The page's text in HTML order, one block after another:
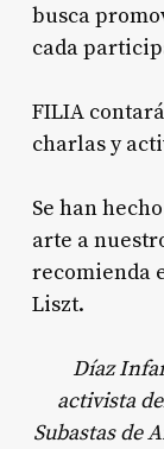
busca
cada
FILIA
charlas y
Se han
arte a
recomienda
Liszt.
Díaz
activista
Subastas de